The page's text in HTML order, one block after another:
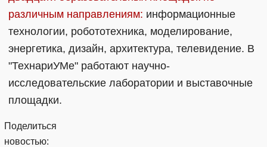
различным направлениям: информационные
технологии, робототехника, моделирование,
энергетика, дизайн, архитектура, телевидение. В
"ТехнариУМе" работают научно-
исследовательские лаборатории и выставочные
площадки.
Поделиться
новостью: